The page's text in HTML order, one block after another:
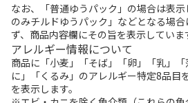
なお、「普通ゆうパック」の場合は表
のみチルドゆうパック」などとなる場
ず、商品内容欄にその旨を表示していま
アレルギー情報について
商品に「小麦」「そば」「卵」「乳」
に」「くるみ」のアレルギー特定8品目
を表示します。